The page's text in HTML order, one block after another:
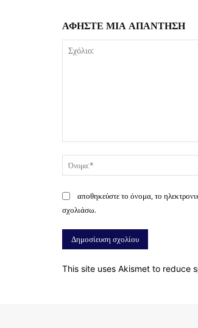
ΑΦΗΣΤΕ ΜΙΑ ΑΠΑΝΤΗΣΗ
αποθηκεύστε το όνομα, το
σχολιάσω.
This site uses Akismet to reduce